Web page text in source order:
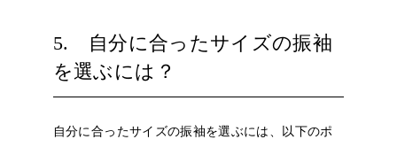
5. 自分に合ったサイズの振袖
を選ぶには？
自分に合ったサイズの振袖を選ぶには、以下のポ